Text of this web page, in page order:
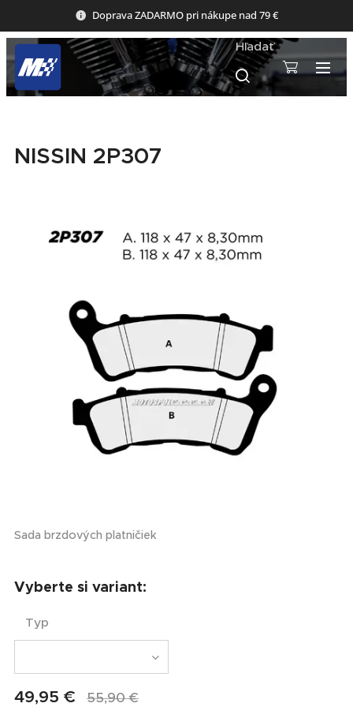
Doprava ZADARMO pri nákupe nad 79 €
Hľadať
NISSIN 2P307
Sada brzdových platničiek
Vyberte si variant:
Typ
49,95 € 55,90€